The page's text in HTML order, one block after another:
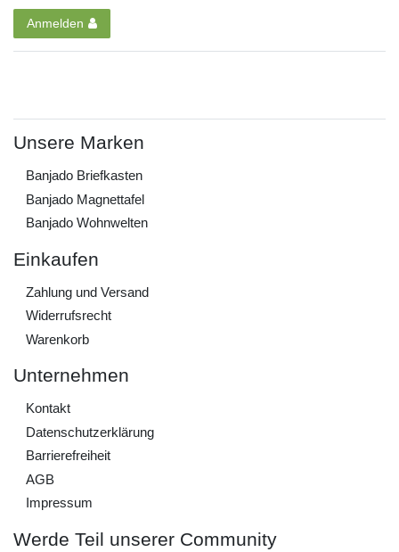
Anmelden
Unsere Marken
Banjado Briefkasten
Banjado Magnettafel
Banjado Wohnwelten
Einkaufen
Zahlung und Versand
Widerrufs­recht
Warenkorb
Unternehmen
Kontakt
Daten­schutz­erklärung
Barrierefreiheit
AGB
Impressum
Werde Teil unserer Community